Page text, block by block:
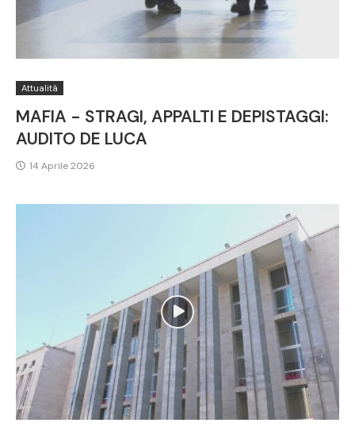
Attualità
MAFIA - STRAGI, APPALTI E DEPISTAGGI:
AUDITO DE LUCA
14 Aprile 2026